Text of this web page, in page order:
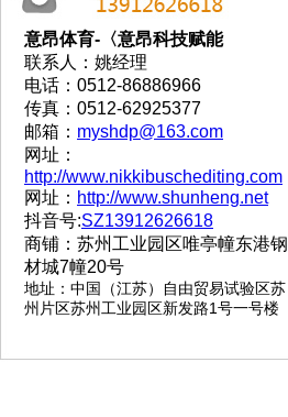
意昂体育-〈意昂科技赋能
联系人：姚经理
电话：0512-86886966
传真：0512-62925377
邮箱： myshdp@163.com
网址：
http://www.nikkibuschediting.com
网址： http://www.shunheng.net
抖音号:SZ13912626618
商铺：苏州工业园区唯亭幢东港钢
材城7幢20号
地址 ： 中国（江苏）自由贸易试验区苏
州片区苏州工业园区新发路1号一号楼